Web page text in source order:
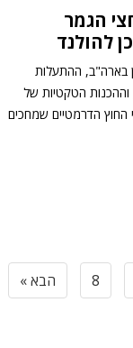
הגמר
להולנד
בארה"ב, ההתעלות
וההכנות הטקטיות של
הדרמטיים שמחכים
8 הבא »